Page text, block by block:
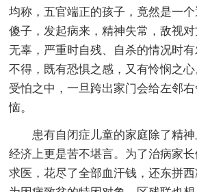
均称，五官端正的孩子，竟然是一个
傻子，发起病来，精神失常，敌视
无辜，严重时自残、自杀的情况时
不得，既有恐惧之感，又有怜悯之
受怕之中，一旦跨出家门会给左邻
恼。
患有自闭症儿童的家庭除了精神
经济上更是苦不堪言。为了治病家
求医，花尽了全部血汗钱，还东拼